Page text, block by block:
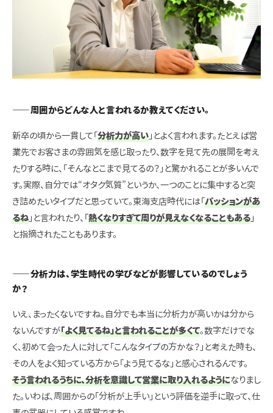
――周囲からどんな人と言われるか教えてください。
新卒の頃から一貫して「 分析力が高い 」とよく言われます。たとえば営
業先でお客さまの雰囲気を感じ取ったり、数字を見て先の展開を考え
たりする時に、「そんなとこまで見てるの？」と驚かれることが多いんで
す。実際、自分では“オタク気質”というか、一つのことに集中すると突
き詰めたいタイプだと思っていて。東海支店時代には「 パッションがあ
るね 」と言われたり、「 熱くなりすぎて周りが見えなくなることもある 」
と指摘されたこともあります。
――分析力は、学生時代の学びなどが影響しているのでしょう
か？
いえ、まったくないですね。自分でも本当に分析力が高いかは分から
ないんですが「よく見てるね」と言われることが多くて。数字だけでな
く、初めて会った人に対して「こんなタイプの方かな？」と考えた時も、
その人をよく知っている方から「よう見てるな」と感心されるんです。
そう言われるうちに、分析を意識して営業に取り入れるようになりまし
た。いわば、周囲からの「分析が上手い」という評価を逆手に取って、仕